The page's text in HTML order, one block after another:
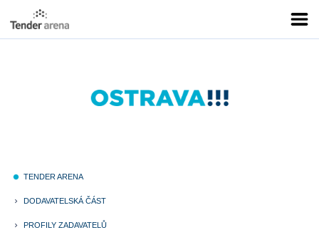
fiber_manual_record TENDER ARENA
keyboard_arrow_right DODAVATELSKÁ ČÁST
keyboard_arrow_right PROFILY ZADAVATELŮ